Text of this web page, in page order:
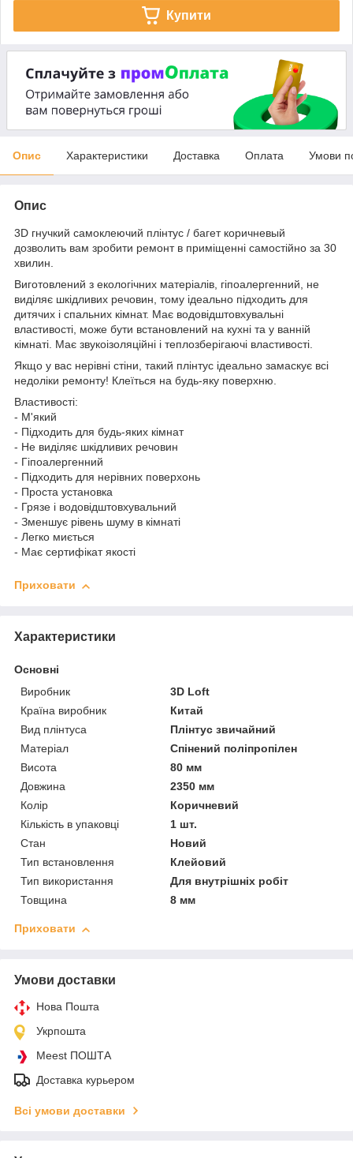
Купити
Опис Характеристики Доставка Оплата Умови
Опис
3D гнучкий самоклеючий плінтус / багет коричневый
дозволить вам зробити ремонт в приміщенні самостійно за 30
хвилин.
Виготовлений з екологічних матеріалів, гіпоалергенний, не
виділяє шкідливих речовин, тому ідеально підходить для
дитячих і спальних кімнат. Має водовідштовхувальні
властивості, може бути встановлений на кухні та у ванній
кімнаті. Має звукоізоляційні і теплозберігаючі властивості.
Якщо у вас нерівні стіни, такий плінтус ідеально замаскує всі
недоліки ремонту! Клеїться на будь-яку поверхню.
Властивості:
- М'який
- Підходить для будь-яких кімнат
- Не виділяє шкідливих речовин
- Гіпоалергенний
- Підходить для нерівних поверхонь
- Проста установка
- Грязе і водовідштовхувальний
- Зменшує рівень шуму в кімнаті
- Легко миється
- Має сертифікат якості
Приховати
Характеристики
Основні
Виробник
3D Loft
Країна виробник
Китай
Вид плінтуса
Плінтус звичайний
Матеріал
Спінений поліпропілен
Висота
80 мм
Довжина
2350 мм
Колір
Коричневий
Кількість в упаковці
1 шт.
Стан
Новий
Тип встановлення
Клейовий
Тип використання
Для внутрішніх робіт
Товщина
8 мм
Приховати
Умови доставки
Нова Пошта
Укрпошта
Meest ПОШТА
Доставка курьером
Всі умови доставки